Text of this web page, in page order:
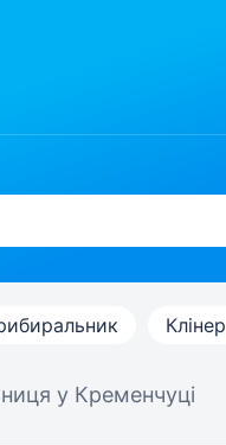
Клінер
у Кременчуці